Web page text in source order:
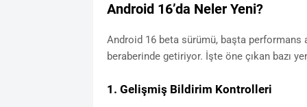
Android 16’da Neler Yeni?
Android 16 beta sürümü, başta
beraberinde getiriyor. İşte öne çıkan bazı
1. Gelişmiş Bildirim Kontrolleri